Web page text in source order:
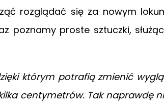
rozglądać się za nowym
poznamy proste sztuczki,
którym potrafią zmienić
centymetrów. Tak naprawdę